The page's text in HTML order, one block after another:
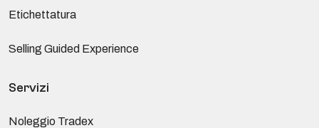
Etichettatura
Selling Guided Experience
Servizi
Noleggio Tradex